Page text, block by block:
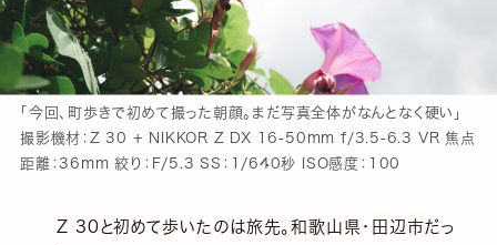
「今回、町歩きで初めて撮った朝顔。まだ写真全体がなんとなく硬い」
撮影機材：Z 30 + NIKKOR Z DX 16-50mm f/3.5-6.3 VR 焦点
距離：36mm 絞り：F/5.3 SS：1/640秒 ISO感度：100
Z 30と初めて歩いたのは旅先。和歌山県・田辺市だっ